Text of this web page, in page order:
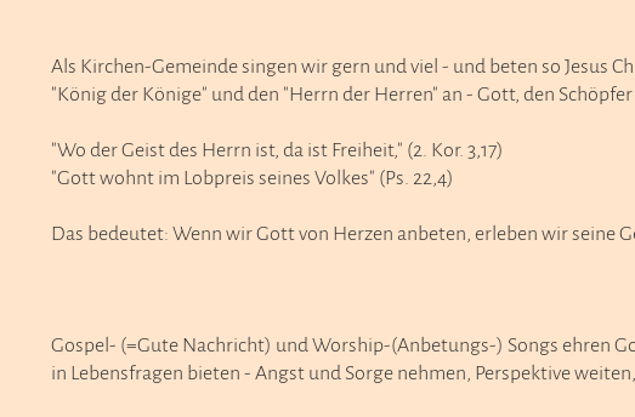
Als Kirchen-Gemeinde singen wir gern und viel - und beten so Jesus
"König der Könige" und den "Herrn der Herren" an - Gott, den Schöpfer
"Wo der Geist des Herrn ist, da ist Freiheit," (2. Kor. 3,17)
"Gott wohnt im Lobpreis seines Volkes" (Ps. 22,4)
Das bedeutet: Wenn wir Gott von Herzen anbeten, erleben wir seine
Gospel- (=Gute Nachricht) und Worship-(Anbetungs-) Songs ehren
in Lebensfragen bieten - Angst und Sorge nehmen, Perspektive